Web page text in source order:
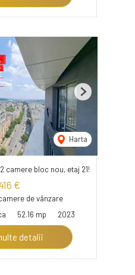
Harta
Next
camere bloc nou, etaj 21!
€
de vânzare
52.16 mp 2023
detalii